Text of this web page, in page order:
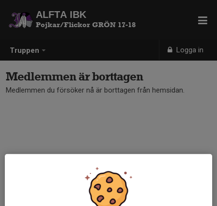
Truppen Logga in
ALFTA IBK
Pojkar/Flickor GRÖN 17-18
Medlemmen är borttagen
Medlemmen du försöker nå är borttagen från hemsidan.